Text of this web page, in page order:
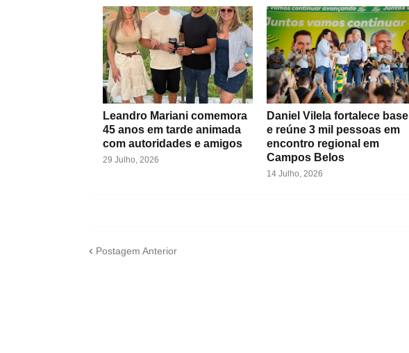
Leandro Mariani comemora
45 anos em tarde animada
com autoridades e amigos
29 Julho, 2026
Daniel Vilela fortalece base
e reúne 3 mil pessoas em
encontro regional em
Campos Belos
14 Julho, 2026
Postagem Anterior